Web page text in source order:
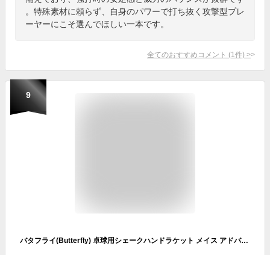
。特殊素材に頼らず、自身のパワーで打ち抜く攻撃型プレ
ーヤーにこそ選んでほしい一本です。
全てのおすすめコメント (1 件) >
9
バタフライ(Butterfly) 卓球用シェークハンドラケット メイス アドバンス FL 37141 ブレードサイズ:157×150mm